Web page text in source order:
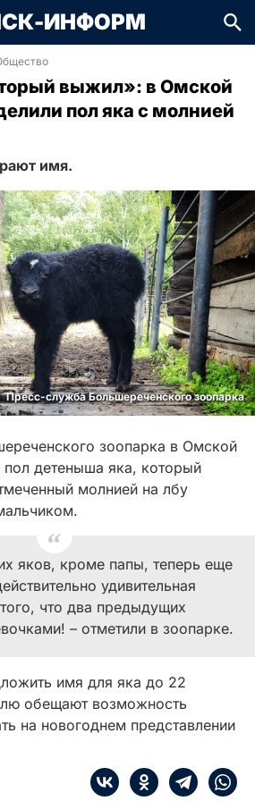
ИНФОРМ
выжил»: в Омской
пол яка с молнией
имя.
Пресс-служба Большереченского зоопарка
зоопарка в Омской
пол детеныша яка, который
молнией на лбу
яков, кроме папы, теперь еще
удивительная
что два предыдущих
– отметили в зоопарке.
имя для яка до 22
обещают возможность
на новогоднем представлении